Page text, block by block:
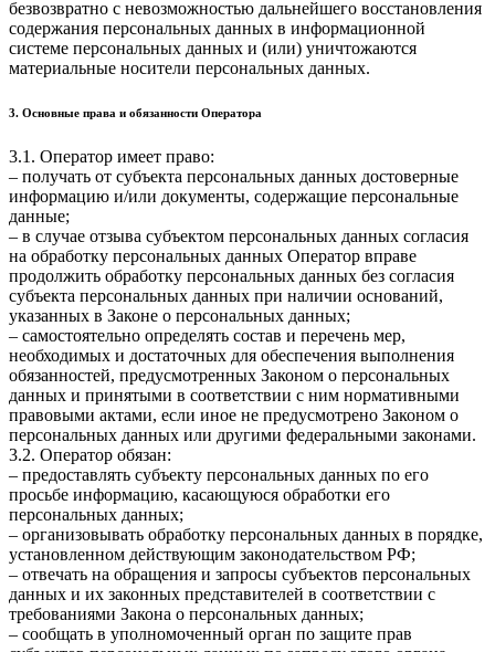
безвозвратно с невозможностью дальнейшего восстановления
содержания персональных данных в информационной
системе персональных данных и (или) уничтожаются
материальные носители персональных данных.
3. Основные права и обязанности Оператора
3.1. Оператор имеет право:
– получать от субъекта персональных данных достоверные
информацию и/или документы, содержащие персональные
данные;
– в случае отзыва субъектом персональных данных согласия
на обработку персональных данных Оператор вправе
продолжить обработку персональных данных без согласия
субъекта персональных данных при наличии оснований,
указанных в Законе о персональных данных;
– самостоятельно определять состав и перечень мер,
необходимых и достаточных для обеспечения выполнения
обязанностей, предусмотренных Законом о персональных
данных и принятыми в соответствии с ним нормативными
правовыми актами, если иное не предусмотрено Законом о
персональных данных или другими федеральными законами.
3.2. Оператор обязан:
– предоставлять субъекту персональных данных по его
просьбе информацию, касающуюся обработки его
персональных данных;
– организовывать обработку персональных данных в порядке,
установленном действующим законодательством РФ;
– отвечать на обращения и запросы субъектов персональных
данных и их законных представителей в соответствии с
требованиями Закона о персональных данных;
– сообщать в уполномоченный орган по защите прав